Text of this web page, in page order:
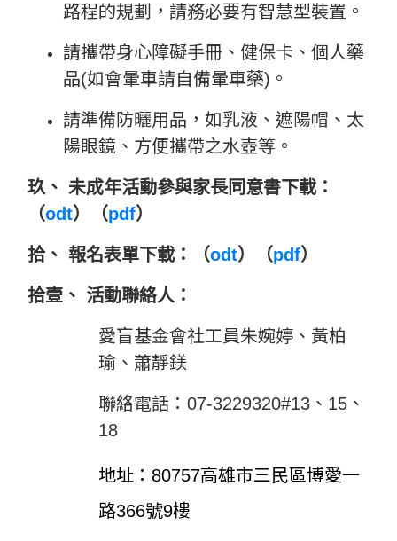
路程的規劃，請務必要有智慧型裝置。
請攜帶身心障礙手冊、健保卡、個人藥
品(如會暈車請自備暈車藥) 。
請準備防曬用品，如乳液、遮陽帽、太
陽眼鏡、方便攜帶之水壺等。
玖、 未成年活動參與家長同意書下載：
（odt）（pdf）
拾、 報名表單下載：（odt）（pdf）
拾壹、 活動聯絡人：
愛盲基金會社工員朱婉婷 、黃柏
瑜 、蕭靜鎂
聯絡電話：07-3229320#13、15、
18
地址：80757高雄市三民區博愛一
路366號9樓